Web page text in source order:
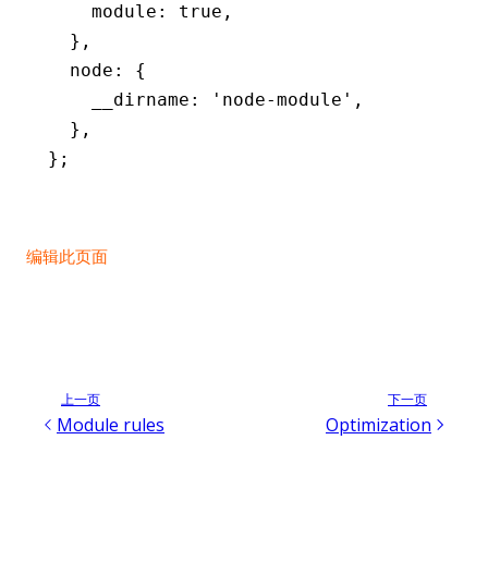
    module
: true ,
  }
,
  node
:
{
    __dirname
: 'node-module' ,
  }
,
};
编辑此页面
上一页
Module rules
下一页
Optimization